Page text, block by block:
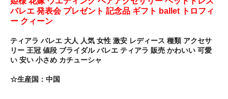
バレエ 発表会 プレゼント 記念品 ギフト ballet トロフィ
ー クィーン
ティアラ バレエ 大人 人気 女性 激安 レディース 種類 アクセサ
リー 王冠 値段 ブライダル バレエ ティアラ 販売 かわいい 可愛
い 安い 小さめ カチューシャ
☆生産国：中国